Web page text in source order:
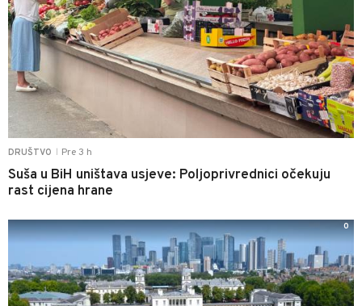
DRUŠTVO Pre 3 h
Suša u BiH uništava usjeve: Poljoprivrednici očekuju
rast cijena hrane
0